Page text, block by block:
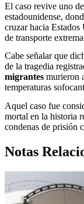
El caso revive uno
estadounidense,
cruzar hacia
de transporte
Cabe señalar que
de la tragedia
migrantes murieron
temperaturas
Aquel caso fue
mortal en la historia
condenas de prisión
Notas